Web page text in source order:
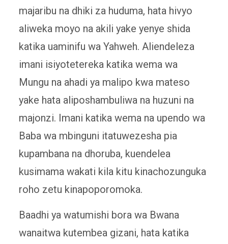
majaribu na dhiki za huduma, hata hivyo
aliweka moyo na akili yake yenye shida
katika uaminifu wa Yahweh. Aliendeleza
imani isiyotetereka katika wema wa
Mungu na ahadi ya malipo kwa mateso
yake hata aliposhambuliwa na huzuni na
majonzi. Imani katika wema na upendo wa
Baba wa mbinguni itatuwezesha pia
kupambana na dhoruba, kuendelea
kusimama wakati kila kitu kinachozunguka
roho zetu kinapoporomoka.
Baadhi ya watumishi bora wa Bwana
wanaitwa kutembea gizani, hata katika